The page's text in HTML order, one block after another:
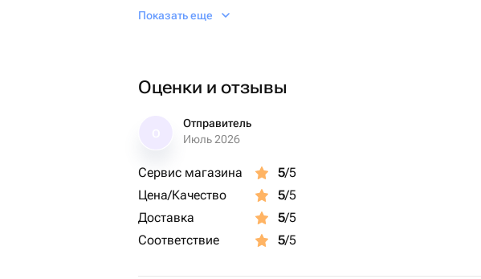
день или просто удивить и порадовать близкого человека.
Показать еще
Оценки и отзывы
Отправитель
Июль 2026
Сервис магазина 5/5
Цена/Качество
5/5
Доставка
5/5
Соответствие
5/5